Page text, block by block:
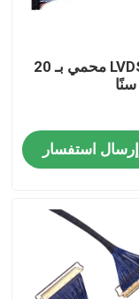
سلك LVDS محمي بـ 20
إرسال استفسار